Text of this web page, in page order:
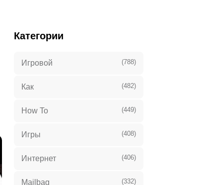
Категории
Игровой (788)
Как (482)
How To (449)
Игры (408)
Интернет (406)
Mailbag (332)